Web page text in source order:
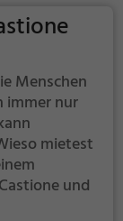
Menschen
immer nur
mietest
und